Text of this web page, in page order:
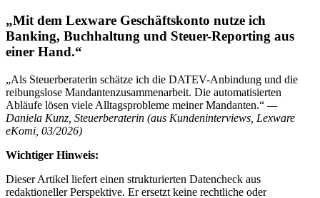
„Mit dem Lexware Geschäftskonto nutze ich
Banking, Buchhaltung und Steuer-Reporting aus
einer Hand.“
„Als Steuerberaterin schätze ich die DATEV-Anbindung und die
reibungslose Mandantenzusammenarbeit. Die automatisierten
Abläufe lösen viele Alltagsprobleme meiner Mandanten.“ —
Daniela Kunz, Steuerberaterin (aus Kundeninterviews, Lexware
eKomi, 03/2026)
Wichtiger Hinweis:
Dieser Artikel liefert einen strukturierten Datencheck aus
redaktioneller Perspektive. Er ersetzt keine rechtliche oder